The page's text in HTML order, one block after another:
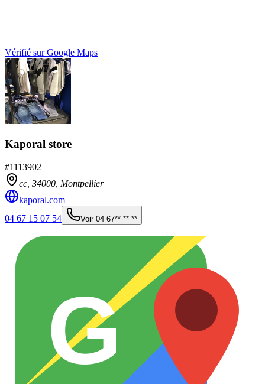
Vérifié sur Google Maps
Kaporal store
#1113902
cc, 34000 Montpellier
kaporal.com
04 67 15 07 54
Voir 04 67** ** **
G